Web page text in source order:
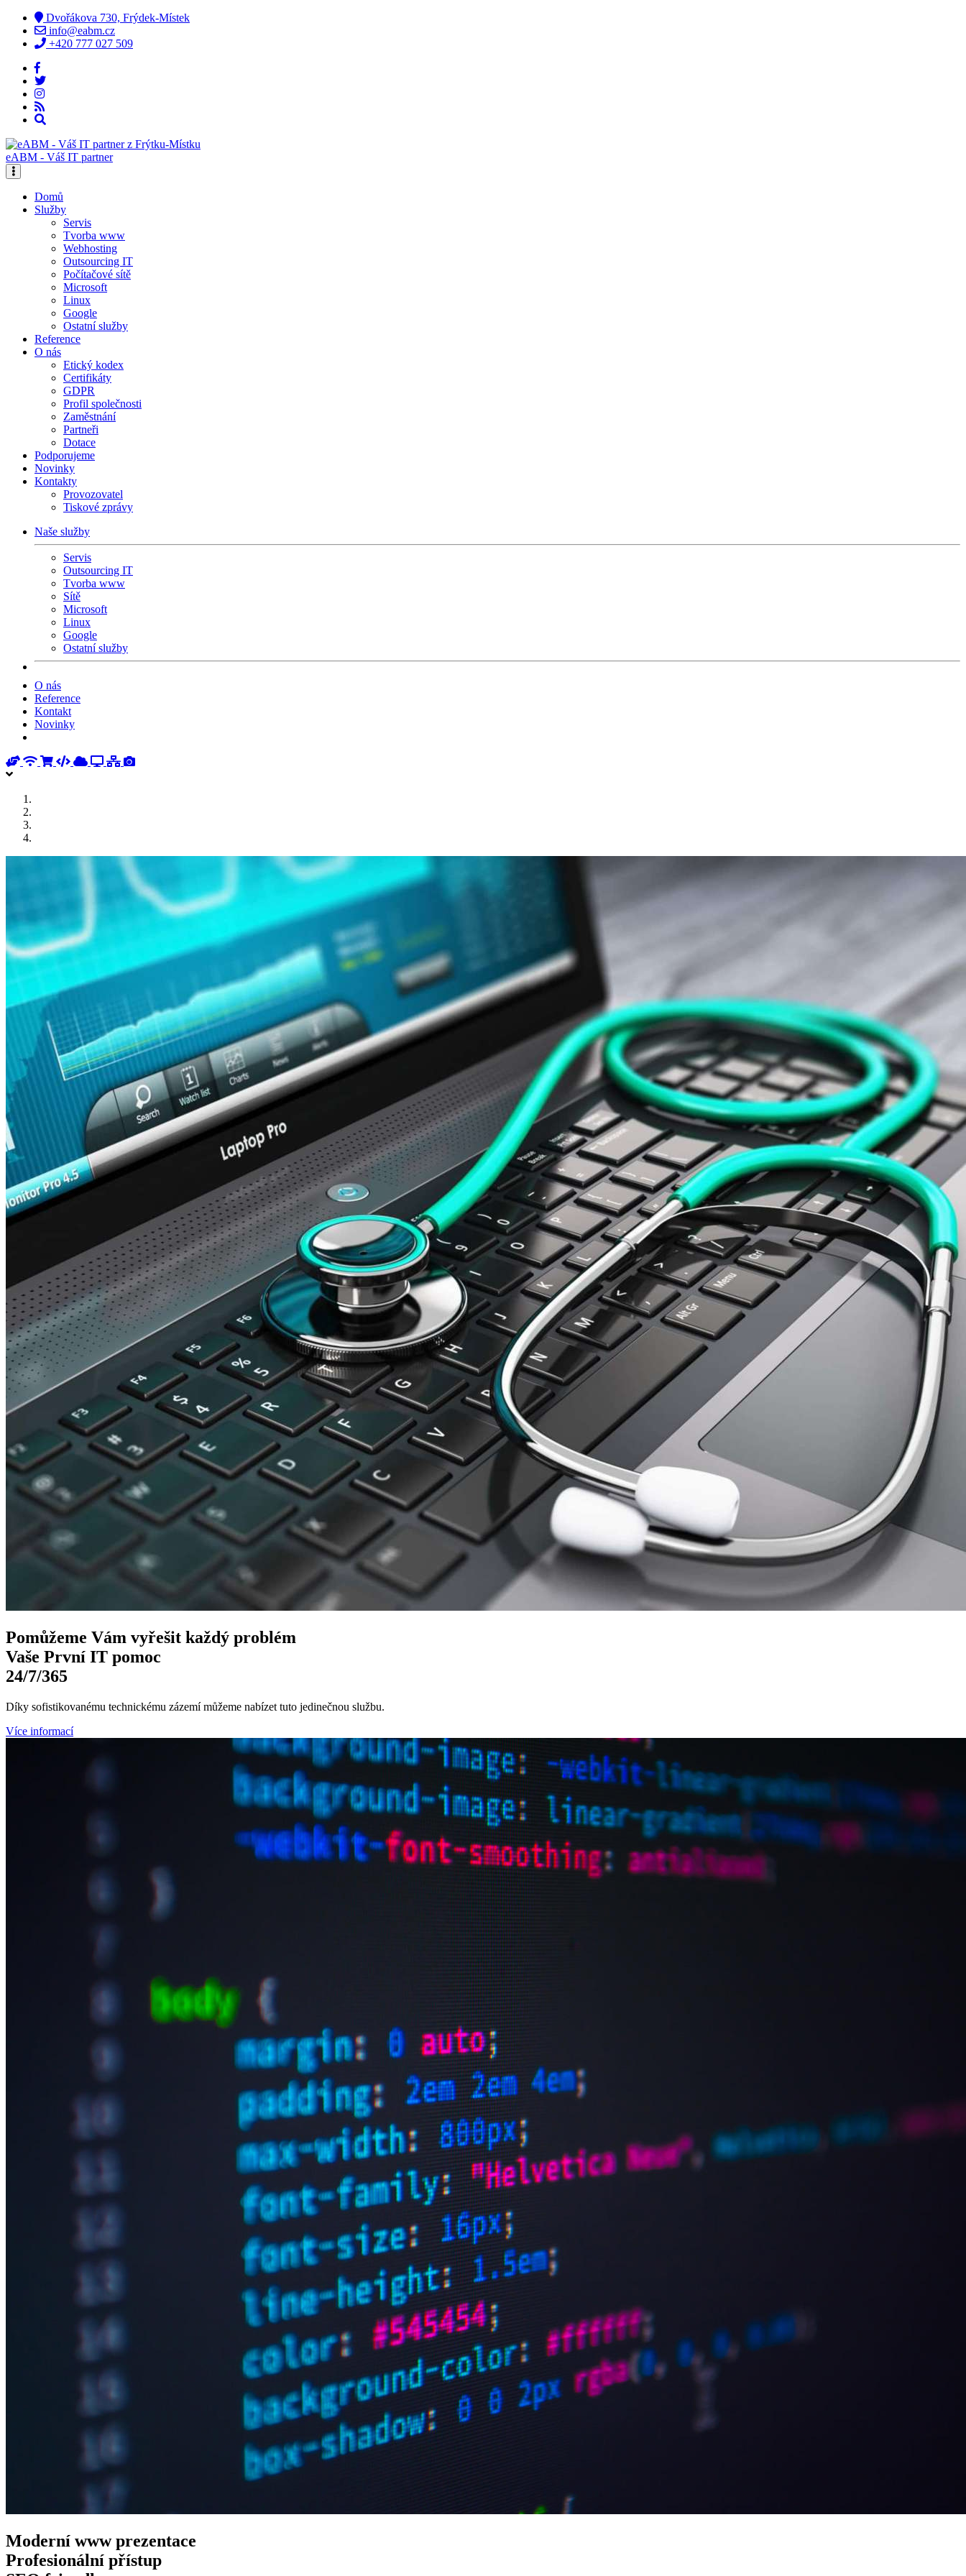
Dvořákova 730, Frýdek-Místek
info@eabm.cz
+420 777 027 509
eABM - Váš IT partner
Domů
Služby
Servis
Tvorba www
Webhosting
Outsourcing IT
Počítačové sítě
Microsoft
Linux
Google
Ostatní služby
Reference
O nás
Etický kodex
Certifikáty
GDPR
Profil společnosti
Zaměstnání
Partneři
Dotace
Podporujeme
Novinky
Kontakty
Provozovatel
Tiskové zprávy
Naše služby
Servis
Outsourcing IT
Tvorba www
Sítě
Microsoft
Linux
Google
Ostatní služby
O nás
Reference
Kontakt
Novinky
Pomůžeme Vámvyřešit každý problém
Vaše PrvníIT pomoc
24/7/365
Díky sofistikovanému technickému zázemí můžeme nabízet tuto jedinečnou službu.
Více informací
Moderní wwwprezentace
Profesionálnípřístup